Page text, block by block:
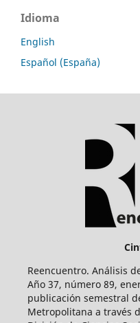
Idioma
English
Español (España)
Reencuentro. Análisis
Año 37, número 89,
publicación semestral
Metropolitana a través